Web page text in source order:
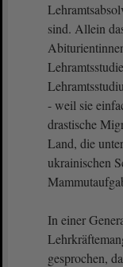
sind. Allein
- weil sie
drastische
Land, die
ukrainischen
In einer
gesprochen,